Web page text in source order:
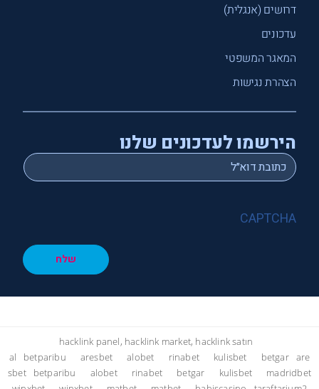
דרושים (אנגלית)
עדכונים
המאגר המשפטי
הצהרת נגישות
הירשמו לעדכונים שלנו
Email
*
CAPTCHA
שלח
hacklink panel, hacklink market, hacklink satın
al
betparibu aresbet alobet rinabet kulisbet betgar
are
sbet
betparibu alobet rinabet betgar kulisbet
madridbet